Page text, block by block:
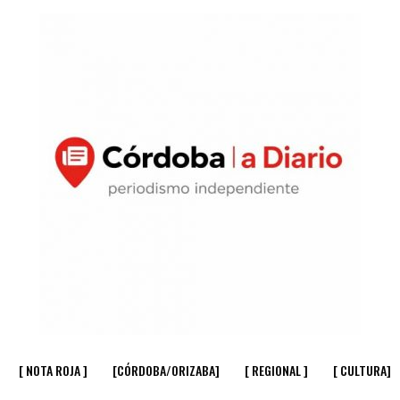
[ NOTA ROJA ] [CÓRDOBA/ORIZABA] [ REGIONAL ] [ CULTURA]